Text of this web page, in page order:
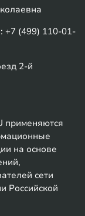
+7 (499) 110-01-
2-й
применяются
на основе
сети
Российской